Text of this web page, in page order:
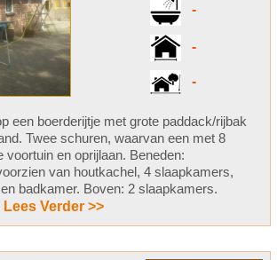
-
-
-
een boerderijtje met grote paddack/rijbak
Twee schuren, waarvan een met 8
voortuin en oprijlaan. Beneden:
van houtkachel, 4 slaapkamers,
badkamer. Boven: 2 slaapkamers.
Lees Verder >>